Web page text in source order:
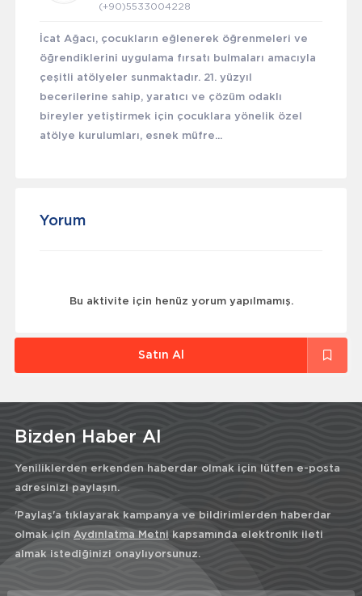
(+90)5533004228
İcat Ağacı, çocukların eğlenerek öğrenmeleri ve
öğrendiklerini uygulama fırsatı bulmaları amacıyla
çeşitli atölyeler sunmaktadır. 21. yüzyıl
becerilerine sahip, yaratıcı ve çözüm odaklı
bireyler yetiştirmek için çocuklara yönelik özel
atölye kurulumları, esnek müfre...
Yorum
Bu aktivite için henüz yorum yapılmamış.
Satın Al
Bizden Haber Al
Yeniliklerden erkenden haberdar olmak için lütfen e-posta
adresinizi paylaşın.
'Paylaş'a tıklayarak kampanya ve bildirimlerden haberdar
olmak için Aydınlatma Metni kapsamında elektronik ileti
almak istediğinizi onaylıyorsunuz.